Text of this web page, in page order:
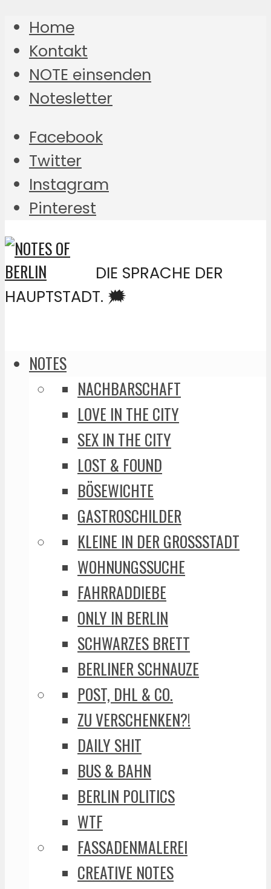
Home
Kontakt
NOTE einsenden
Notesletter
Facebook
Twitter
Instagram
Pinterest
DIE SPRACHE DER
HAUPTSTADT. 🗯️
NOTES
NACHBARSCHAFT
LOVE IN THE CITY
SEX IN THE CITY
LOST & FOUND
BÖSEWICHTE
GASTROSCHILDER
KLEINE IN DER GROSSSTADT
WOHNUNGSSUCHE
FAHRRADDIEBE
ONLY IN BERLIN
SCHWARZES BRETT
BERLINER SCHNAUZE
POST, DHL & CO.
ZU VERSCHENKEN?!
DAILY SHIT
BUS & BAHN
BERLIN POLITICS
WTF
FASSADENMALEREI
CREATIVE NOTES